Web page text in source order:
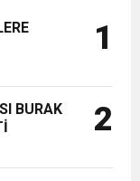
çocukları 1
BURAK
2